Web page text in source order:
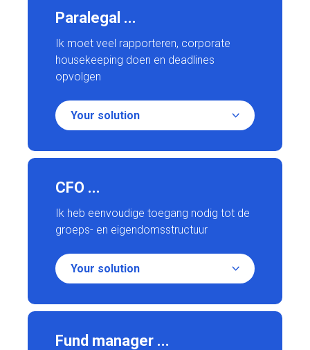
Paralegal ...
Ik moet veel rapporteren, corporate
housekeeping doen en deadlines
opvolgen
Your solution
CFO ...
Ik heb eenvoudige toegang nodig tot de
groeps- en eigendomsstructuur
Your solution
Fund manager ...